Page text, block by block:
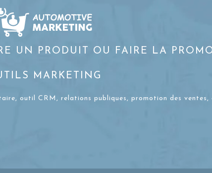
UN PRODUIT OU FAIRE LA
MARKETING
outil CRM, relations publiques, promotion des ventes,